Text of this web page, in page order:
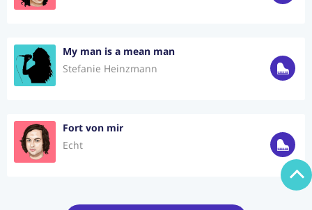
My man is a mean man
Stefanie Heinzmann
Fort von mir
Echt